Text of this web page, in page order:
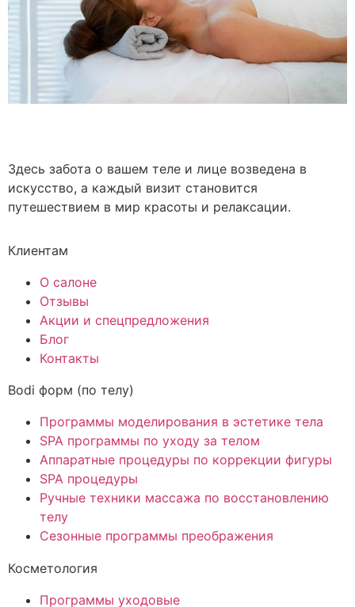
Здесь забота о вашем теле и лице возведена в
искусство, а каждый визит становится
путешествием в мир красоты и релаксации.
Клиентам
О салоне
Отзывы
Акции и спецпредложения
Блог
Контакты
Bodi форм (по телу)
Программы моделирования в эстетике тела
SPA программы по уходу за телом
Аппаратные процедуры по коррекции фигуры
SPA процедуры
Ручные техники массажа по восстановлению
телу
Сезонные программы преображения
Косметология
Программы уходовые